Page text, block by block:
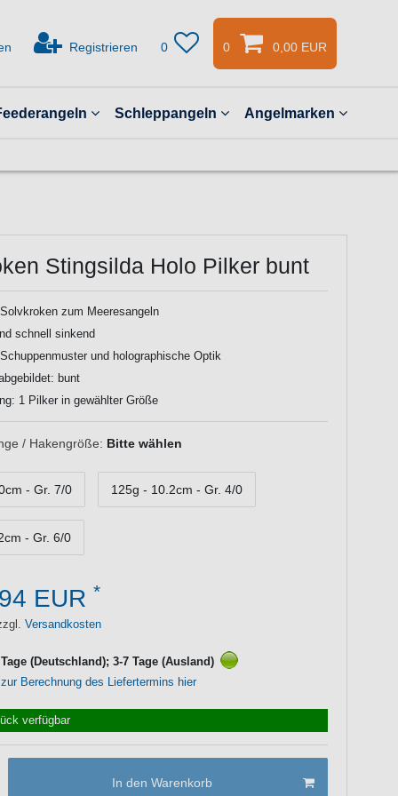
Registrieren 0 0 0,00 EUR
Schleppangeln Angelmarken
Stingsilda Holo Pilker bunt
zum Meeresangeln
schnell sinkend
und holographische Optik
bunt
1 Pilker in gewählter Größe
/ Hakengröße: Bitte wählen
- Gr. 7/0 125g - 10.2cm - Gr. 4/0
- Gr. 6/0
EUR *
Versandkosten
(Deutschland); 3-7 Tage (Ausland)
Berechnung des Liefertermins hier
verfügbar
In den Warenkorb